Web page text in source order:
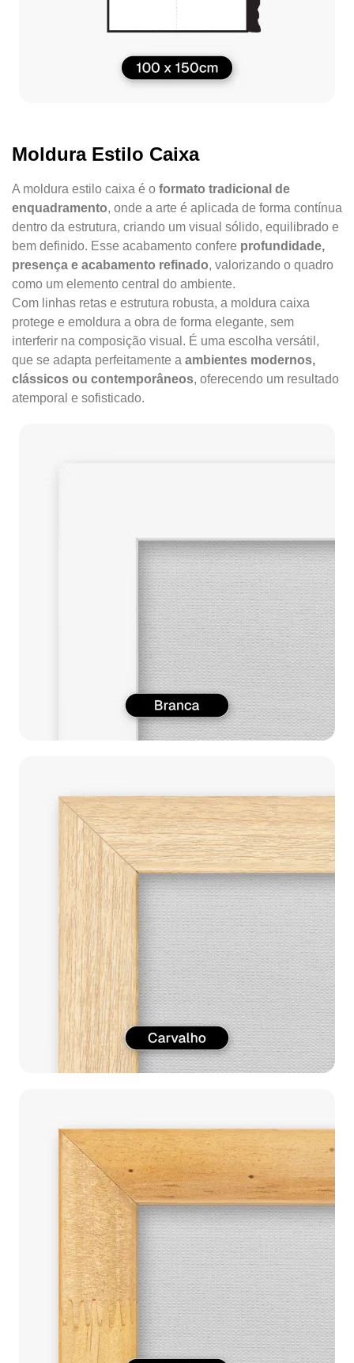
Moldura Estilo Caixa
A moldura estilo caixa é o formato tradicional de
enquadramento, onde a arte é aplicada de forma contínua
dentro da estrutura, criando um visual sólido, equilibrado e
bem definido. Esse acabamento confere profundidade,
presença e acabamento refinado, valorizando o quadro
como um elemento central do ambiente.
Com linhas retas e estrutura robusta, a moldura caixa
protege e emoldura a obra de forma elegante, sem
interferir na composição visual. É uma escolha versátil,
que se adapta perfeitamente a ambientes modernos,
clássicos ou contemporâneos, oferecendo um resultado
atemporal e sofisticado.